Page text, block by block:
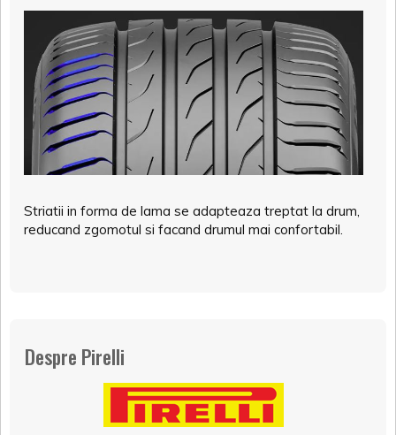
Striatii in forma de lama se adapteaza treptat la drum,
reducand zgomotul si facand drumul mai confortabil.
Despre Pirelli